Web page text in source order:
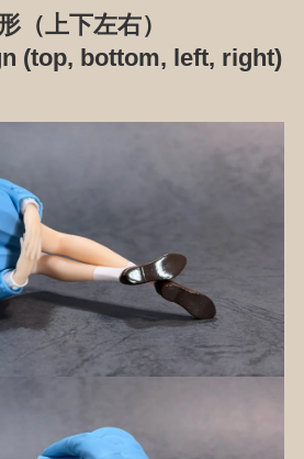
（上下左右）
(top, bottom, left, right)